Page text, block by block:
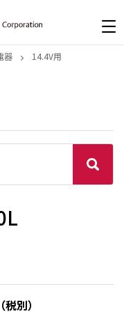
器
14.4V用
別）